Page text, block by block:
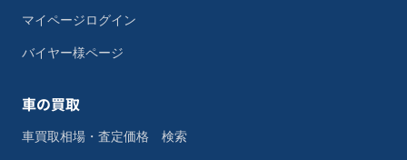
マイページログイン
バイヤー様ページ
車の買取
車買取相場・査定価格 検索